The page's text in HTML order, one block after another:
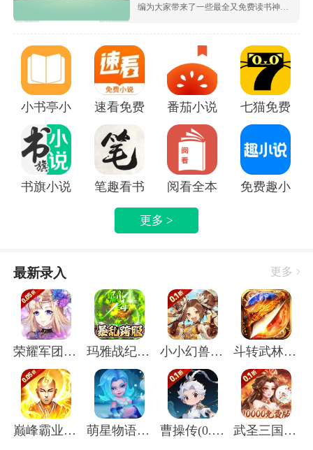
编为大家带来了一些最全又免费读书神
小说资源，都很根据市场受欢迎的热度为
大家排序的哦，致力于带给大家好用的追
书软件！
小书亭小说 速看免费小说app番茄小说免费版下载安装
七猫免费阅
书旗小说APP笔趣看书小说app阅看全本免费小说APP
免费趣小说
更多 >
最新录入 更多
荣耀军团(0.05折主宰天命) 玛雅战纪(屠魔沉默专属) 小小幻兽录(虎踞中原0.1折) 斗转武林(圣金专属单职业)
巅峰霸业(封神榜0.05折) 萌星物语(登录送5星英雄) 曹操传(0.1折送终身元宝卡) 武圣三国(0.1无限代金免费版)